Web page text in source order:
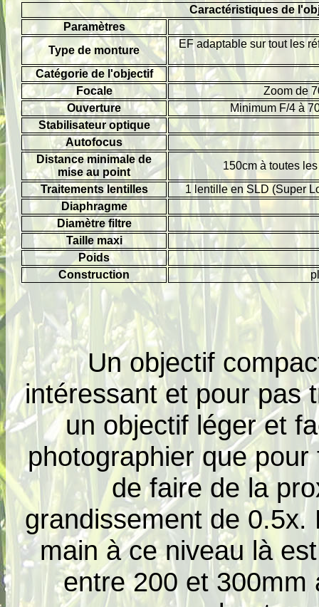
Caractéristiques de
Paramètres
Type de monture
EF adaptable sur tout les
Catégorie de l'objectif
Focale
Zoom de
Ouverture
Minimum F/4 à
Stabilisateur optique
Autofocus
Distance minimale de
mise au point
150cm à toutes
Traitements lentilles
1 lentille en SLD (Super
Diaphragme
Diamètre filtre
Taille maxi
Poids
Construction
Un objectif
intéressant et pour pas
un objectif léger et
photographier que
de faire de la
grandissement de
main à ce niveau là
entre 200 et 300mm